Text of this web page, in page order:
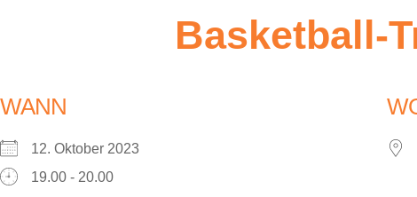
Basketball-
WANN
12. Oktober 2023
19.00 - 20.00